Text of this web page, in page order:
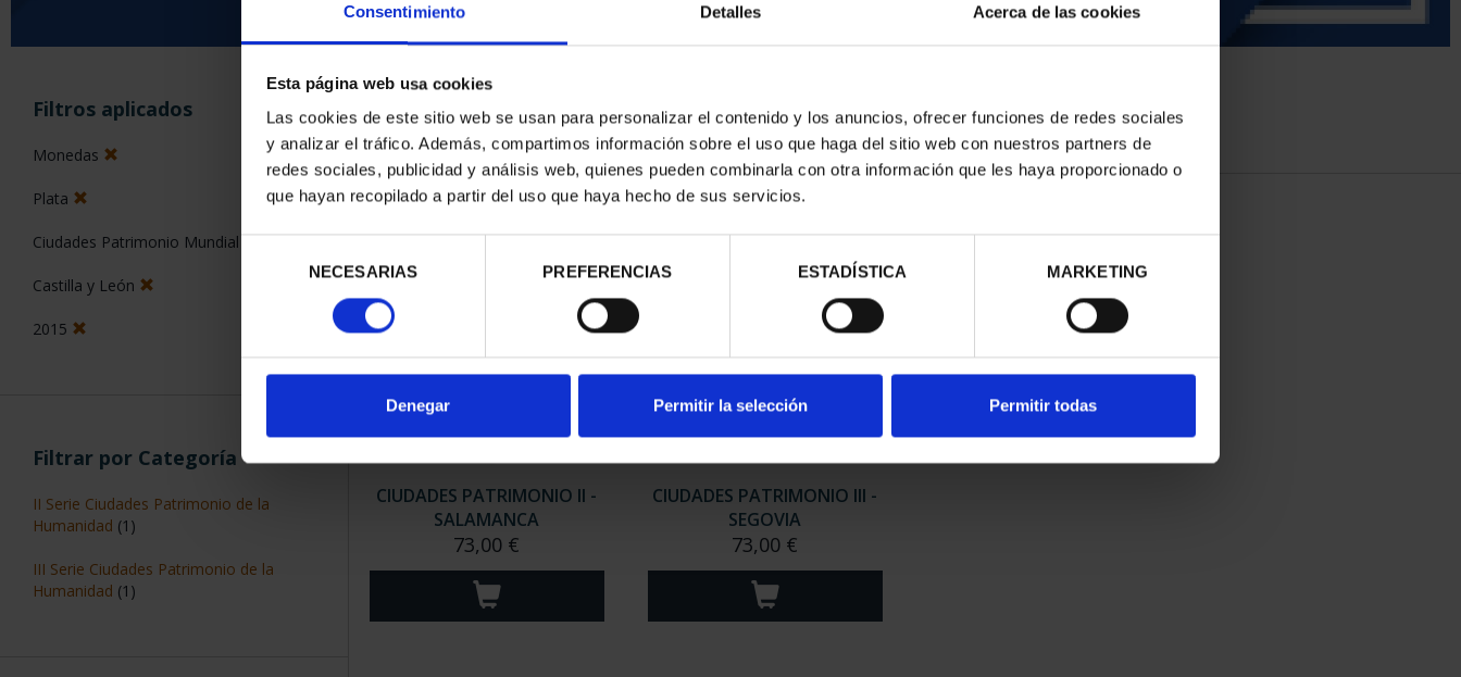
Consentimiento Detalles Acerca de las cookies
Esta página web usa cookies
Las cookies de este sitio web se usan para personalizar el contenido y los anuncios, ofrecer funciones de redes sociales
y analizar el tráfico. Además, compartimos información sobre el uso que haga del sitio web con nuestros partners de
redes sociales, publicidad y análisis web, quienes pueden combinarla con otra información que les haya proporcionado o
que hayan recopilado a partir del uso que haya hecho de sus servicios.
consentimiento
NECESARIAS PREFERENCIAS ESTADÍSTICA MARKETING
Denegar Permitir la selección Permitir todas
Filtros aplicados
Monedas
Plata
Ciudades Patrimonio Mundial
Castilla y León
2015
Filtrar por Categoría
II Serie Ciudades Patrimonio de la
Humanidad (1)
III Serie Ciudades Patrimonio de la
Humanidad (1)
ORDENAR POR:
2 Productos encontrados
CIUDADES PATRIMONIO II -
SALAMANCA
73,00 €
CIUDADES PATRIMONIO III -
SEGOVIA
73,00 €